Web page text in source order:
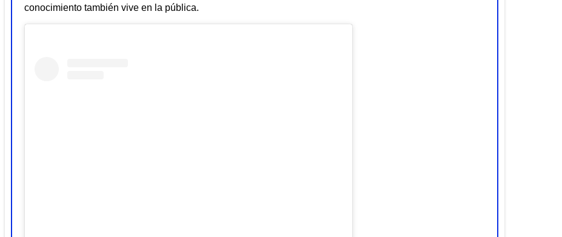
conocimiento también vive en la pública.